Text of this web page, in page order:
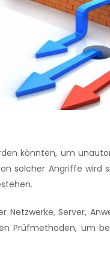
könnten, um
solcher Angriffe wird
Server,
Prüfmethoden, um